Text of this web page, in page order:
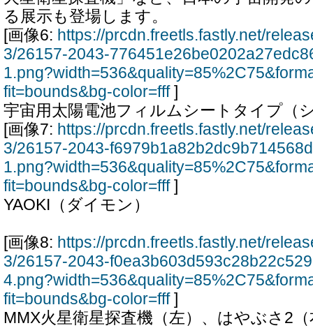
る展示も登場します。
[画像6: https://prcdn.freetls.fastly.net/
3/26157-2043-
fit=bounds&bg-color=fff]
宇宙用太陽電池フィルムシートタイプ（
[画像7: https://prcdn.freetls.fastly.net/
3/26157-2043-
fit=bounds&bg-color=fff]
YAOKI（ダイモン）
[画像8: https://prcdn.freetls.fastly.net/
3/26157-2043-
fit=bounds&bg-color=fff]
MMX火星衛星探査機（左）、はやぶさ2